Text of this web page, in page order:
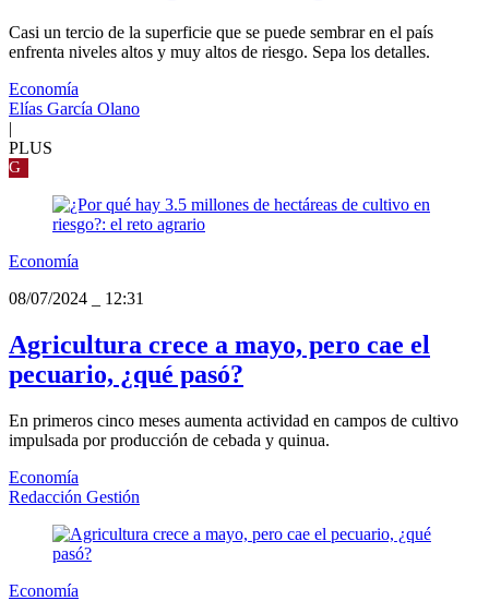
Casi un tercio de la superficie que se puede sembrar en el país
enfrenta niveles altos y muy altos de riesgo. Sepa los detalles.
Economía
Elías García Olano
|
PLUS
G
Economía
08/07/2024
12:31
Agricultura crece a mayo, pero cae el
pecuario, ¿qué pasó?
En primeros cinco meses aumenta actividad en campos de cultivo
impulsada por producción de cebada y quinua.
Economía
Redacción Gestión
Economía